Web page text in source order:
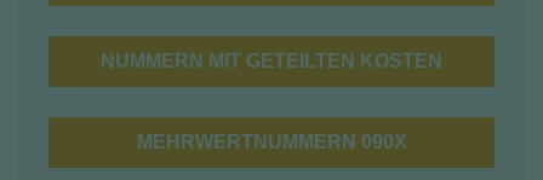
NUMMERN MIT GETEILTEN KOSTEN
MEHRWERTNUMMERN 090X